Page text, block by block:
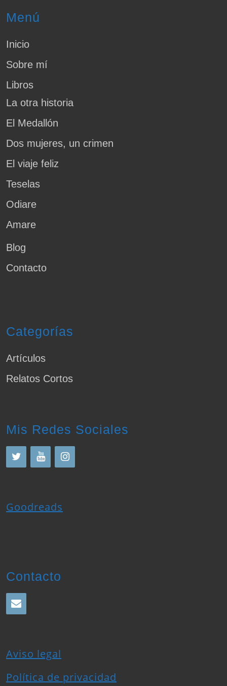
Menú
Inicio
Sobre mí
Libros
La otra historia
El Medallón
Dos mujeres, un crimen
El viaje feliz
Teselas
Odiare
Amare
Blog
Contacto
Categorías
Artículos
Relatos Cortos
Mis Redes Sociales
Goodreads
Contacto
Aviso legal
Política de privacidad